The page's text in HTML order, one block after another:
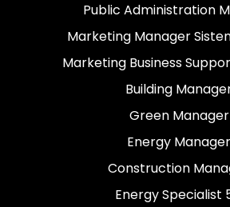
Public Administration
Marketing Manager
Marketing Business
Building
Green Manager
Energy Manager
Construction
Energy Specialist